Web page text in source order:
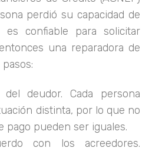
perdió su capacidad de
confiable para solicitar
una reparadora de
deudor. Cada persona
distinta, por lo que no
pago pueden ser iguales.
con los acreedores.